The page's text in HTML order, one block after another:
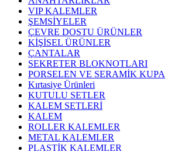
VIP KALEMLER
ŞEMSİYELER
ÇEVRE DOSTU ÜRÜNLER
KİŞİSEL ÜRÜNLER
ÇANTALAR
SEKRETER BLOKNOTLARI
PORSELEN VE SERAMİK KUPA
Kırtasiye Ürünleri
KUTULU SETLER
KALEM SETLERİ
KALEM
ROLLER KALEMLER
METAL KALEMLER
PLASTİK KALEMLER